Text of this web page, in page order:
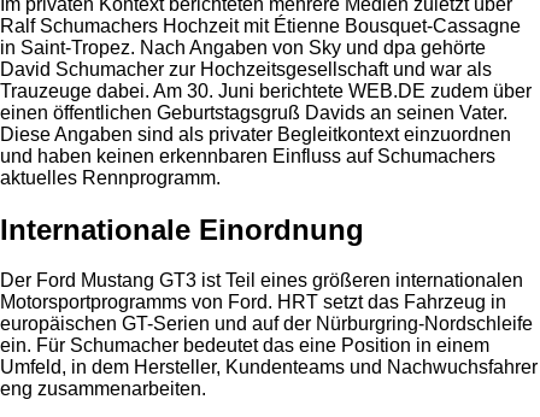
Ralf Schumachers Hochzeit mit Étienne Bousquet-Cassagne
in Saint-Tropez. Nach Angaben von Sky und dpa gehörte
David Schumacher zur Hochzeitsgesellschaft und war als
Trauzeuge dabei. Am 30. Juni berichtete WEB.DE zudem über
einen öffentlichen Geburtstagsgruß Davids an seinen Vater.
Diese Angaben sind als privater Begleitkontext einzuordnen
und haben keinen erkennbaren Einfluss auf Schumachers
aktuelles Rennprogramm.
Internationale Einordnung
Der Ford Mustang GT3 ist Teil eines größeren internationalen
Motorsportprogramms von Ford. HRT setzt das Fahrzeug in
europäischen GT-Serien und auf der Nürburgring-Nordschleife
ein. Für Schumacher bedeutet das eine Position in einem
Umfeld, in dem Hersteller, Kundenteams und Nachwuchsfahrer
eng zusammenarbeiten.